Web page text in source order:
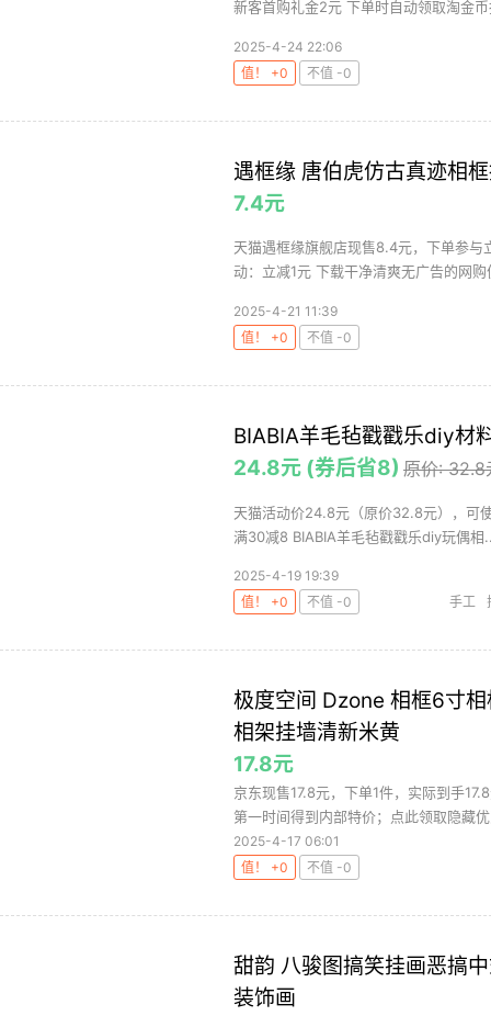
新客首购礼金2元 下单时自动领取淘金
2025-4-24 22:06
值！ +0
不值 -0
遇框缘 唐伯虎仿古真迹相
7.4元
天猫遇框缘旗舰店现售8.4元，下单参与
动：立减1元 下载干净清爽无广告的网
2025-4-21 11:39
值！ +0
不值 -0
BIABIA羊毛毡戳戳乐diy材
24.8元 (券后省8) 原价: 32.8
天猫活动价24.8元（原价32.8元），可
满30减8 BIABIA羊毛毡戳戳乐diy玩偶相
2025-4-19 19:39
值！ +0
不值 -0 手工
极度空间 Dzone 相框6寸
相架挂墙清新米黄
17.8元
京东现售17.8元，下单1件，实际到手
第一时间得到内部特价；点此领取隐藏
2025-4-17 06:01
值！ +0
不值 -0
甜韵 八骏图搞笑挂画恶搞
装饰画